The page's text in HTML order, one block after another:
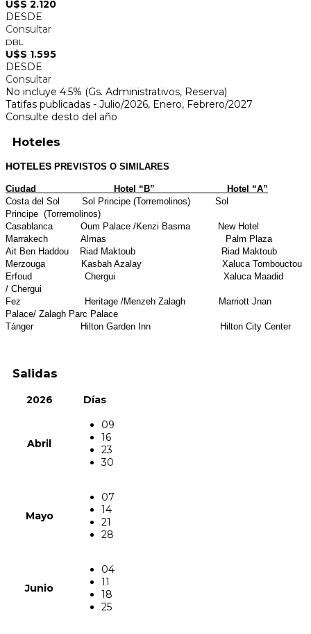
U$S 2.120
DESDE
Consultar
DBL
U$S 1.595
DESDE
Consultar
No incluye 4.5% (Gs. Administrativos, Reserva)
Tatifas publicadas - Julio/2026, Enero, Febrero/2027
Consulte desto del año
Hoteles
HOTELES PREVISTOS O SIMILARES
Ciudad Hotel “B” Hotel “A”
Costa del Sol Sol Principe (Torremolinos) Sol
Principe (Torremolinos)
Casablanca Oum Palace /Kenzi Basma New Hotel
Marrakech Almas Palm Plaza
Ait Ben Haddou Riad Maktoub Riad Maktoub
Merzouga Kasbah Azalay Xaluca Tombouctou
Erfoud Chergui Xaluca Maadid
/ Chergui
Fez Heritage /Menzeh Zalagh Marriott Jnan
Palace/ Zalagh Parc Palace
Tánger Hilton Garden Inn Hilton City Center
Salidas
2026 Días
Abril
09
16
23
30
Mayo
07
14
21
28
Junio
04
11
18
25